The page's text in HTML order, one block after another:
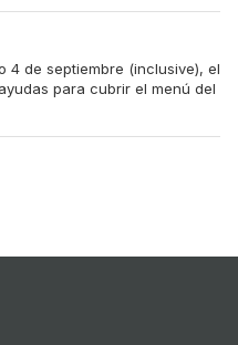
4 de septiembre (inclusive), el
para cubrir el menú del